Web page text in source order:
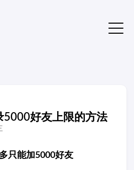
5000好友上限的方法
只能加5000好友